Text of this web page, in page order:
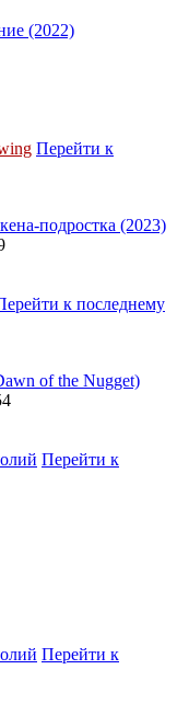
(2022)
Перейти к
подростка (2023)
к последнему
of the Nugget)
Перейти к
Перейти к